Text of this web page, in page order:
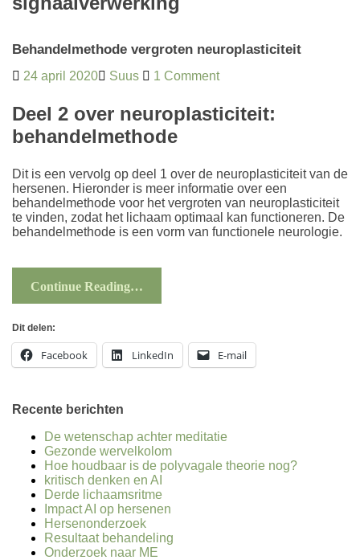
Behandelmethode vergroten neuroplasticiteit
24 april 2020 Suus 1 Comment
Deel 2 over neuroplasticiteit:
behandelmethode
Dit is een vervolg op deel 1 over de neuroplasticiteit van de
hersenen. Hieronder is meer informatie over een
behandelmethode voor het vergroten van neuroplasticiteit
te vinden, zodat het lichaam optimaal kan functioneren. De
behandelmethode is een vorm van functionele neurologie.
Continue Reading…
Dit delen:
Facebook LinkedIn E-mail
Recente berichten
De wetenschap achter meditatie
Gezonde wervelkolom
Hoe houdbaar is de polyvagale theorie nog?
kritisch denken en AI
Derde lichaamsritme
Impact AI op hersenen
Hersenonderzoek
Resultaat behandeling
Onderzoek naar ME